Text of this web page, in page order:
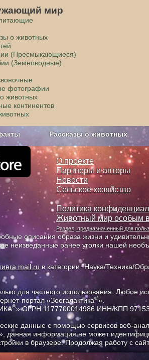
мир
о животных
(Пресмыкающиеся)
(Земноводные)
фотографии
животных
континентов
Рассказы о животных
О проекте
О проекте
Партнеры и авторы
Новости
Сельское хозяйство
Политика
Животный мир особым
Раздел, предназначенный для
описания образа жизни и
неизведанные ранее уголки нашей
mail.ru в категории "Наука/Техника/
для частного использования. Любое
портал «Зоогалактика®».
®» ОГРН 1177700014986 ИНН/КПП
данные с помощью сервисов веб-
данная информация не может
в браузере. Продолжая работу с